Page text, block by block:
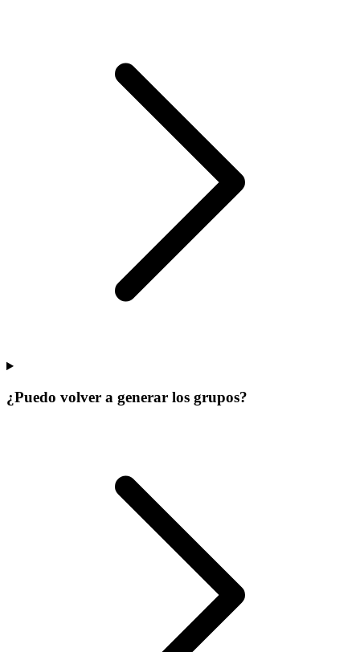
¿Puedo volver a generar los grupos?